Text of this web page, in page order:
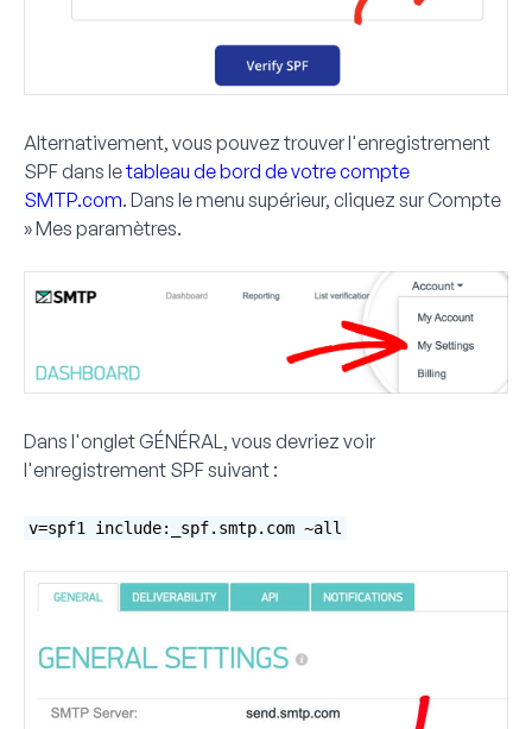
Alternativement, vous pouvez trouver l'enregistrement
SPF dans letableau de bord de votre compte
SMTP.com. Dans le menu supérieur, cliquez sur Compte
» Mes paramètres.
Dans l'ongletGÉNÉRAL , vous devriez voir
l'enregistrement SPF suivant :
v=spf1 include:_spf.smtp.com ~all